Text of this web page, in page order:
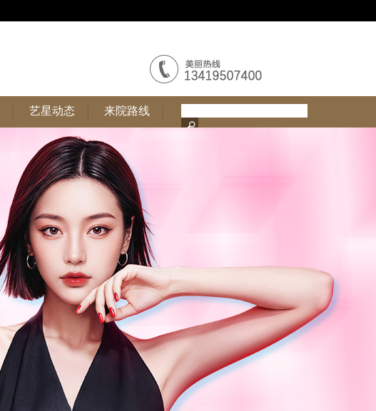
艺星动态 来院路线